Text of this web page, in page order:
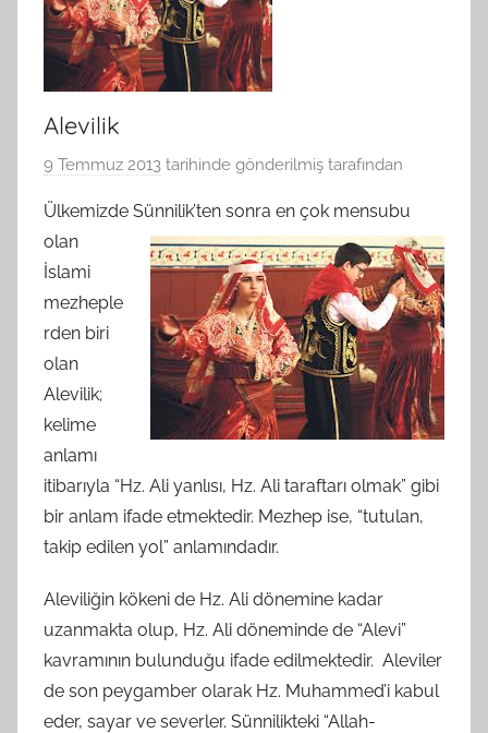
Alevilik
9 Temmuz 2013 tarihinde gönderilmiş tarafından
Ülkemizde Sünnilik’ten sonra en çok mensubu
olan
İslami
mezheple
rden biri
olan
Alevilik;
kelime
anlamı
itibarıyla “Hz. Ali yanlısı, Hz. Ali taraftarı olmak” gibi
bir anlam ifade etmektedir. Mezhep ise, “tutulan,
takip edilen yol” anlamındadır.
Aleviliğin kökeni de Hz. Ali dönemine kadar
uzanmakta olup, Hz. Ali döneminde de “Alevi”
kavramının bulunduğu ifade edilmektedir. Aleviler
de son peygamber olarak Hz. Muhammed’i kabul
eder, sayar ve severler. Sünnilikteki “Allah-